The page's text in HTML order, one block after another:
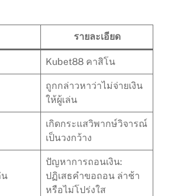
รายละเอียด
Kubet88 คาสิโน
ถูกกล่าวหาว่าไม่จ่ายเงิน
ให้ผู้เล่น
เกิดกระแสวิพากษ์วิจารณ์
เป็นวงกว้าง
น
ปัญหาการถอนเงิน:
ปฏิเสธคำขอถอน ล่าช้า
หรือไม่โปร่งใส